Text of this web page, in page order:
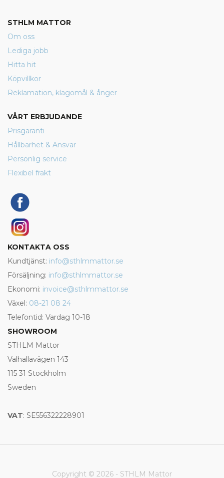
STHLM MATTOR
Om oss
Lediga jobb
Hitta hit
Köpvillkor
Reklamation, klagomål & ånger
VÅRT ERBJUDANDE
Prisgaranti
Hållbarhet & Ansvar
Personlig service
Flexibel frakt
KONTAKTA OSS
Kundtjänst: info@sthlmmattor.se
Försäljning: info@sthlmmattor.se
Ekonomi: invoice@sthlmmattor.se
Växel: 08-21 08 24
Telefontid: Vardag 10-18
SHOWROOM
STHLM Mattor
Valhallavägen 143
115 31 Stockholm
Sweden
VAT: SE556322228901
Copyright © 2026 - STHLM Mattor